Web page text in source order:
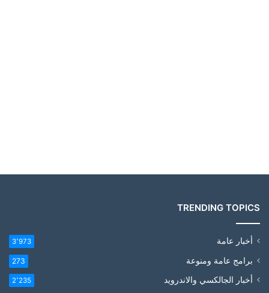
TRENDING TOPICS
أخبار عامة 3٬973
برامج عامة ومنوعة 273
أخبار الجالكسي والاندرويد 2٬235